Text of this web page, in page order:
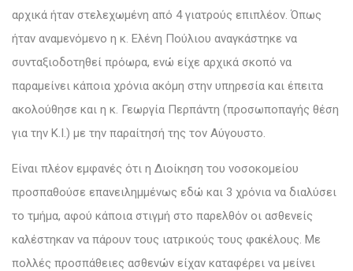
αρχικά ήταν στελεχωμένη από 4 γιατρούς επιπλέον. Όπως
ήταν αναμενόμενο η κ. Ελένη Πούλιου αναγκάστηκε να
συνταξιοδοτηθεί πρόωρα, ενώ είχε αρχικά σκοπό να
παραμείνει κάποια χρόνια ακόμη στην υπηρεσία και έπειτα
ακολούθησε και η κ. Γεωργία Περπάντη (προσωποπαγής θέση
για την Κ.Ι.) με την παραίτησή της τον Αύγουστο.
Είναι πλέον εμφανές ότι η Διοίκηση του νοσοκομείου
προσπαθούσε επανειλημμένως εδώ και 3 χρόνια να διαλύσει
το τμήμα, αφού κάποια στιγμή στο παρελθόν οι ασθενείς
καλέστηκαν να πάρουν τους ιατρικούς τους φακέλους. Με
πολλές προσπάθειες ασθενών είχαν καταφέρει να μείνει